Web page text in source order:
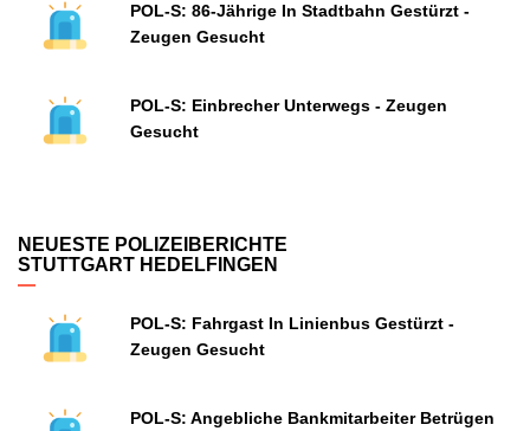
POL-S: 86-Jährige In Stadtbahn Gestürzt -
Zeugen Gesucht
POL-S: Einbrecher Unterwegs - Zeugen
Gesucht
NEUESTE POLIZEIBERICHTE
STUTTGART HEDELFINGEN
POL-S: Fahrgast In Linienbus Gestürzt -
Zeugen Gesucht
POL-S: Angebliche Bankmitarbeiter Betrügen